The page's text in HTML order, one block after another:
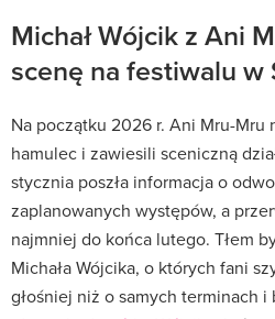
Michał Wójcik z Ani
scenę na festiwalu w
Na początku 2026 r. Ani Mru-
hamulec i zawiesili sceniczną
stycznia poszła informacja o
zaplanowanych występów, a
najmniej do końca lutego. Tłem
Michała Wójcika, o których fani
głośniej niż o samych terminach